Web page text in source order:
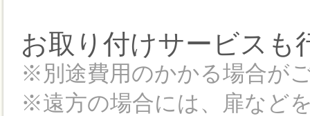
お取り付けサービスも
※別途費用のかかる場合が
※遠方の場合には、扉など